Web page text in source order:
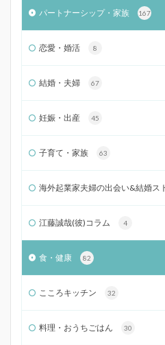
パートナーシップ・家族 167
恋愛・婚活 8
結婚・夫婦 67
妊娠・出産 45
子育て・家族 63
海外起業家夫婦の出会い&結婚ス
江藤誠哉(彼)コラム 4
食・健康 82
こころキッチン 32
料理・おうちごはん 30